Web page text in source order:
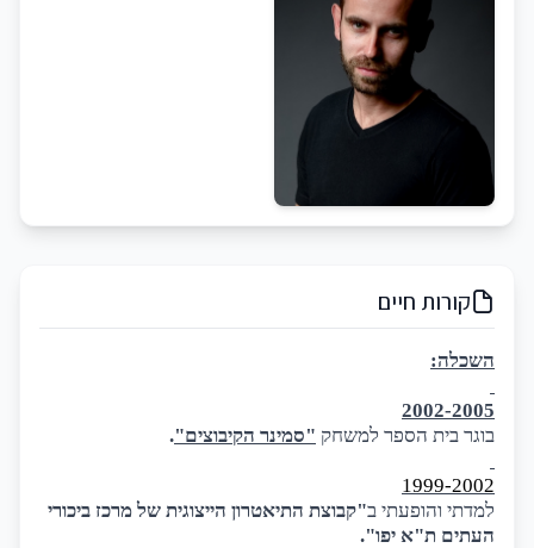
קורות חיים
השכלה:
2002-2005
בוגר בית הספר למשחק "סמינר הקיבוצים".
1999-2002
למדתי והופעתי ב"קבוצת התיאטרון הייצוגית של מרכז ביכורי
העתים ת"א יפו".